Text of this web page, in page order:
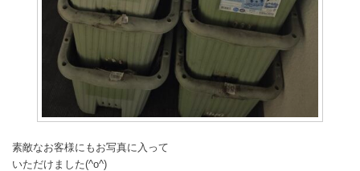
素敵なお客様にもお写真に入って
いただけました(^o^)